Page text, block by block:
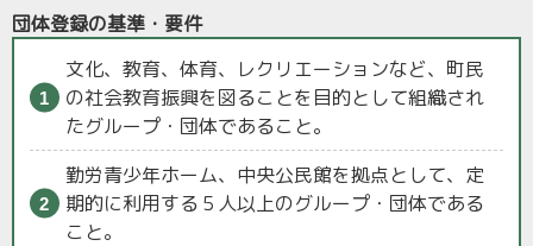
団体登録の基準・要件
文化、教育、体育、レクリエーションなど、町民
の社会教育振興を図ることを目的として組織され
たグループ・団体であること。
勤労青少年ホーム、中央公民館を拠点として、定
期的に利用する５人以上のグループ・団体である
こと。